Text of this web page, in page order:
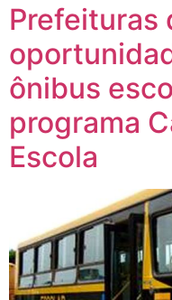
Prefeituras
ônibus
programa
Escola